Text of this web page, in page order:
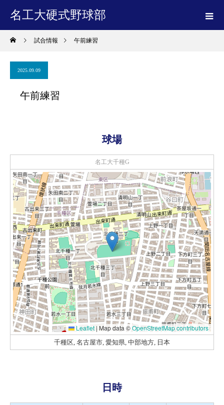
名工大硬式野球部
試合情報 午前練習
2025.09.09
午前練習
球場
名工大千種G
Leaflet | Map data ©OpenStreetMap contributors
千種区, 名古屋市, 愛知県, 中部地方, 日本
日時